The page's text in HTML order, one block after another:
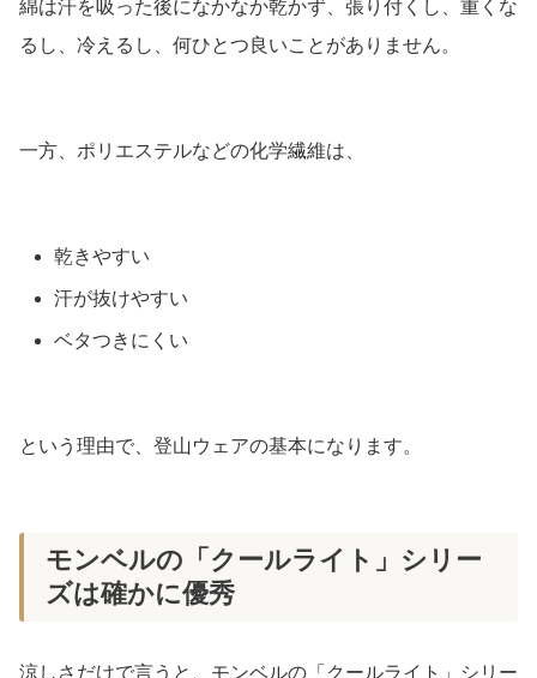
綿は汗を吸った後になかなか乾かず、張り付くし、重くな
るし、冷えるし、何ひとつ良いことがありません。
一方、ポリエステルなどの化学繊維は、
乾きやすい
汗が抜けやすい
ベタつきにくい
という理由で、登山ウェアの基本になります。
モンベルの「クールライト」シリー
ズは確かに優秀
涼しさだけで言うと、モンベルの「クールライト」シリー